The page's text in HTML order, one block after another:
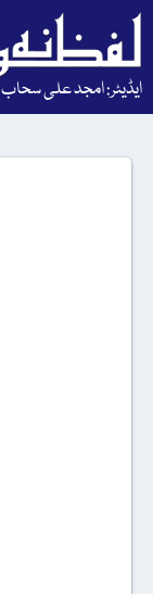
ایڈیٹر: امجد علی سحاب